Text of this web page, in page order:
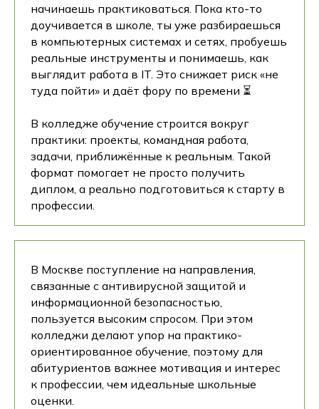
начинаешь практиковаться. Пока кто-то
доучивается в школе, ты уже разбираешься
в компьютерных системах и сетях, пробуешь
реальные инструменты и понимаешь, как
выглядит работа в IT. Это снижает риск «не
туда пойти» и даёт фору по времени ⏳
В колледже обучение строится вокруг
практики: проекты, командная работа,
задачи, приближённые к реальным. Такой
формат помогает не просто получить
диплом, а реально подготовиться к старту в
профессии.
В Москве поступление на направления,
связанные с антивирусной защитой и
информационной безопасностью,
пользуется высоким спросом. При этом
колледжи делают упор на практико-
ориентированное обучение, поэтому для
абитуриентов важнее мотивация и интерес
к профессии, чем идеальные школьные
оценки.